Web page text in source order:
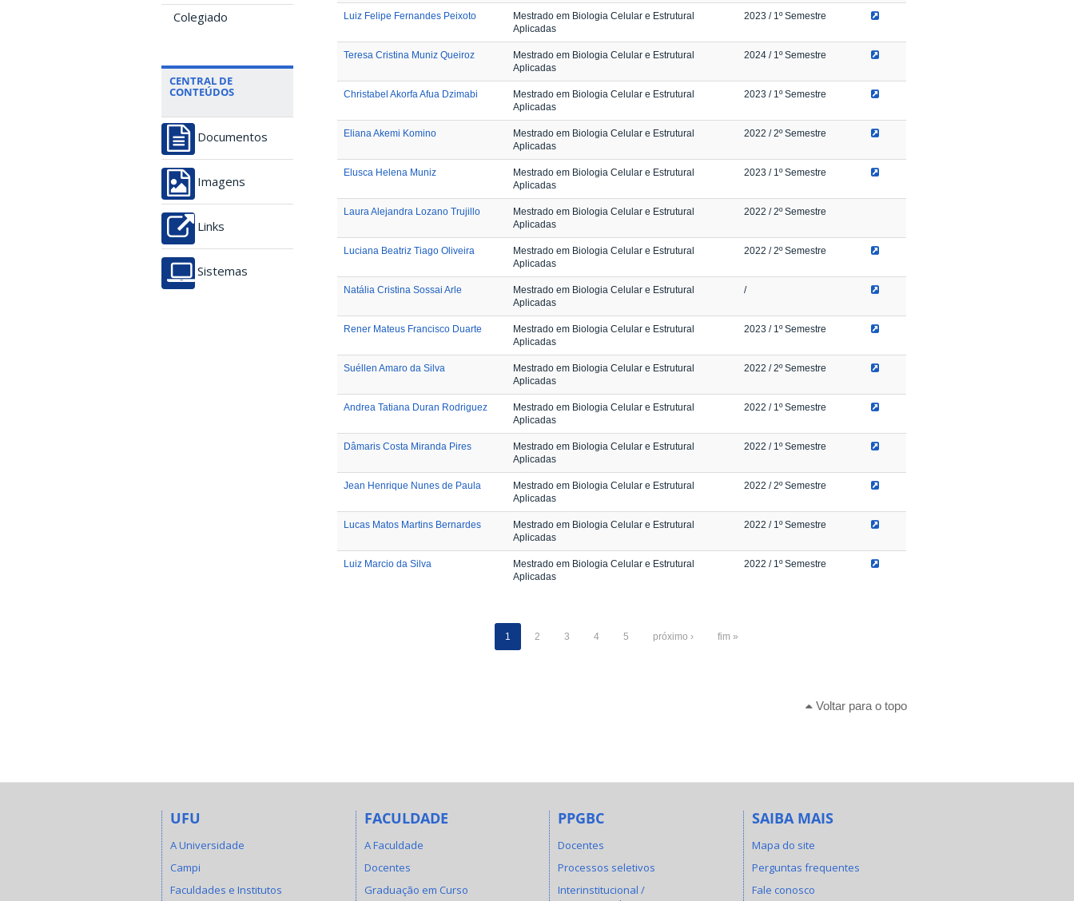
Colegiado
CENTRAL DE
CONTEÚDOS
Documentos
Imagens
Links
Sistemas
Luiz Felipe Fernandes Peixoto
Mestrado em Biologia Celular e Estrutural
Aplicadas
2023 / 1º Semestre
Teresa Cristina Muniz Queiroz
Mestrado em Biologia Celular e Estrutural
Aplicadas
2024 / 1º Semestre
Christabel Akorfa Afua Dzimabi
Mestrado em Biologia Celular e Estrutural
Aplicadas
2023 / 1º Semestre
Eliana Akemi Komino
Mestrado em Biologia Celular e Estrutural
Aplicadas
2022 / 2º Semestre
Elusca Helena Muniz
Mestrado em Biologia Celular e Estrutural
Aplicadas
2023 / 1º Semestre
Laura Alejandra Lozano Trujillo
Mestrado em Biologia Celular e Estrutural
Aplicadas
2022 / 2º Semestre
Luciana Beatriz Tiago Oliveira
Mestrado em Biologia Celular e Estrutural
Aplicadas
2022 / 2º Semestre
Natália Cristina Sossai Arle
Mestrado em Biologia Celular e Estrutural
Aplicadas
/
Rener Mateus Francisco Duarte
Mestrado em Biologia Celular e Estrutural
Aplicadas
2023 / 1º Semestre
Suéllen Amaro da Silva
Mestrado em Biologia Celular e Estrutural
Aplicadas
2022 / 2º Semestre
Andrea Tatiana Duran Rodriguez
Mestrado em Biologia Celular e Estrutural
Aplicadas
2022 / 1º Semestre
Dâmaris Costa Miranda Pires
Mestrado em Biologia Celular e Estrutural
Aplicadas
2022 / 1º Semestre
Jean Henrique Nunes de Paula
Mestrado em Biologia Celular e Estrutural
Aplicadas
2022 / 2º Semestre
Lucas Matos Martins Bernardes
Mestrado em Biologia Celular e Estrutural
Aplicadas
2022 / 1º Semestre
Luiz Marcio da Silva
Mestrado em Biologia Celular e Estrutural
Aplicadas
2022 / 1º Semestre
1 2 3 4 5 próximo › fim »
Voltar para o topo
UFU
A Universidade
Campi
Faculdades e Institutos
FACULDADE
A Faculdade
Docentes
Graduação em Curso
PPGBC
Docentes
Processos seletivos
Interinstitucional /
SAIBA MAIS
Mapa do site
Perguntas frequentes
Fale conosco